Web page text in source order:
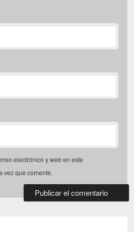
electrónico y web en este
vez que comente.